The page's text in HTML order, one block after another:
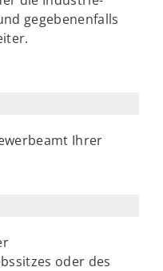
gegebenenfalls
Ihrer
oder des